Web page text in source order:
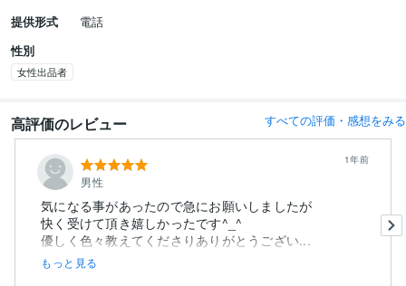
提供形式
電話
性別
女性出品者
高評価のレビュー すべての評価・感想をみる
男性
1年前
気になる事があったので急にお願いしましたが
快く受けて頂き嬉しかったです^_^
優しく色々教えてくださりありがとうござい...
もっと見る